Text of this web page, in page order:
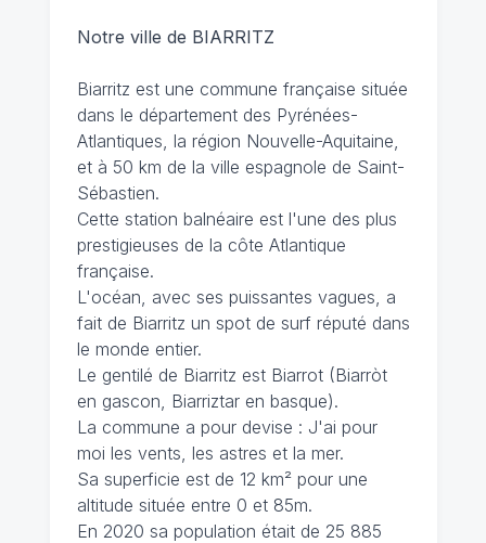
Notre ville de BIARRITZ
Biarritz est une commune française située
dans le département des Pyrénées-
Atlantiques, la région Nouvelle-Aquitaine,
et à 50 km de la ville espagnole de Saint-
Sébastien.
Cette station balnéaire est l'une des plus
prestigieuses de la côte Atlantique
française.
L'océan, avec ses puissantes vagues, a
fait de Biarritz un spot de surf réputé dans
le monde entier.
Le gentilé de Biarritz est Biarrot (Biarròt
en gascon, Biarriztar en basque).
La commune a pour devise : J'ai pour
moi les vents, les astres et la mer.
Sa superficie est de 12 km² pour une
altitude située entre 0 et 85m.
En 2020 sa population était de 25 885